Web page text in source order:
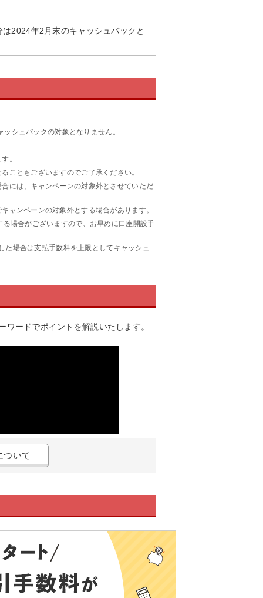
2024年2月末のキャッシュバックと
ッシュバックの対象となりません。
。
こともございますのでご了承ください。
には、キャンペーンの対象外とさせていただ
ャンペーンの対象外とする場合があります。
場合がございますので、お早めに口座開設手
た場合は支払手数料を上限としてキャッシュ
ードでポイントを解説いたします。
ついて